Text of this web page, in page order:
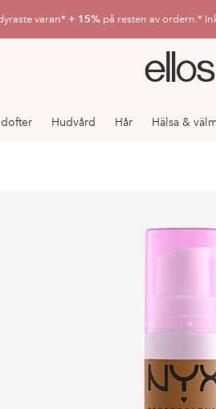
varan*+ 15% på resten av ordern.*
Ellos
logotyp
gå
dofter Hudvård Hår Hälsa &